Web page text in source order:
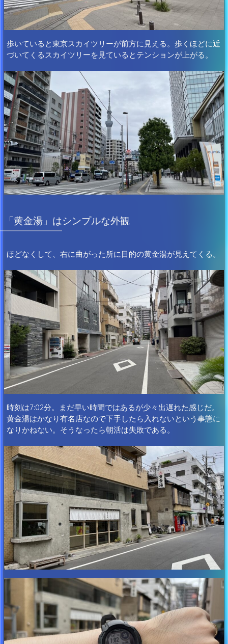
歩いていると東京スカイツリーが前方に見える。歩くほどに近
づいてくるスカイツリーを見ているとテンションが上がる。
「黄金湯」はシンプルな外観
ほどなくして、右に曲がった所に目的の黄金湯が見えてくる。
時刻は7:02分。まだ早い時間ではあるが少々出遅れた感じだ。
黄金湯はかなり有名店なので下手したら入れないという事態に
なりかねない。そうなったら朝活は失敗である。